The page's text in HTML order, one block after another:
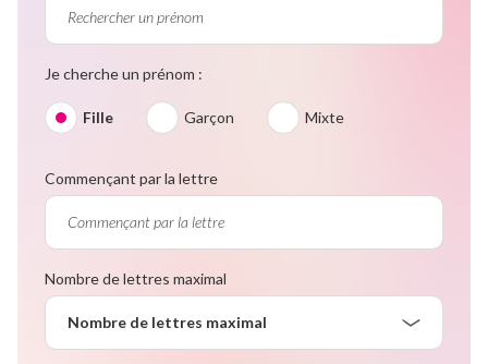
Je cherche un prénom :
Fille Garçon Mixte
Commençant par la lettre
Nombre de lettres maximal
Nombre de lettres maximal